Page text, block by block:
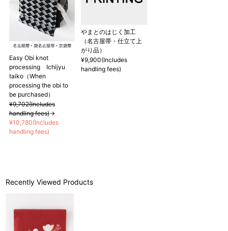
Easy Obi knot
processing Ichijyu
taiko（When
processing the obi to
be purchased）
¥9,702(Includes
handling fees)→
¥10,780(Includes
handling fees)
やまとのはじく加工
（名古屋帯・仕立て上
がり品）
¥9,900(Includes
handling fees)
Recently Viewed Products